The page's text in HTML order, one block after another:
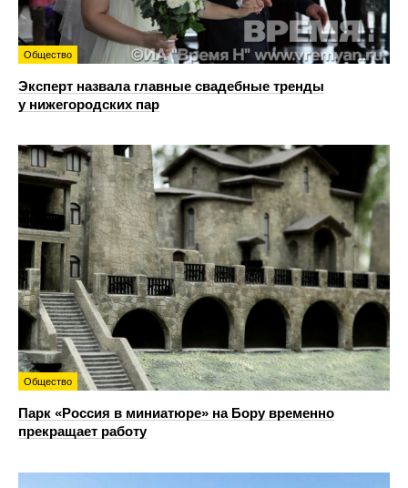
Общество
Эксперт назвала главные свадебные тренды
у нижегородских пар
Общество
Парк «Россия в миниатюре» на Бору временно
прекращает работу